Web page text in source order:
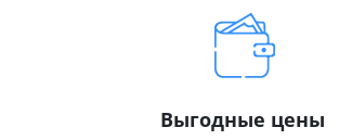
Выгодные цены